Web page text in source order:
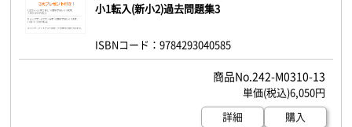
小1転入(新小2)過去問題集3
ISBNコード：9784293040585
242-M0310-13
6,050円
詳細
購入